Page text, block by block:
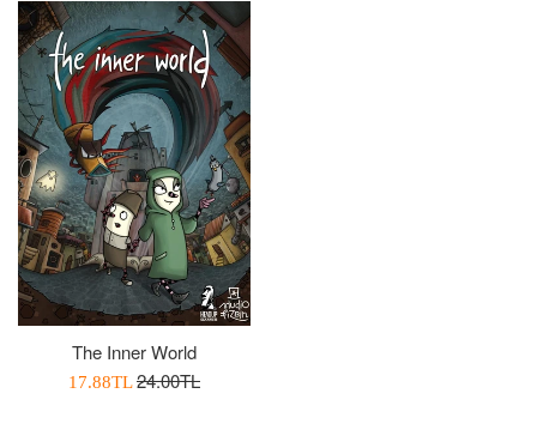
The Inner World
İndirimli
17.88TLNormal
24.00TL